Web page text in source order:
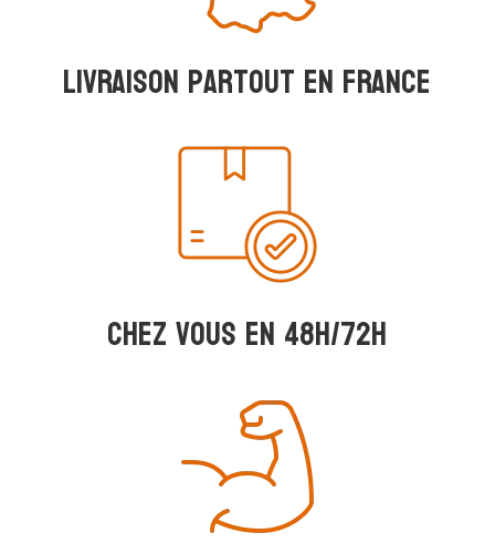
Livraison partout en france
Chez vous en 48h/72h